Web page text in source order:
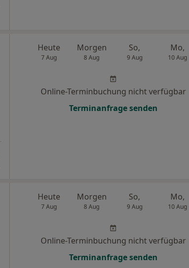
Heute
7 Aug
Morgen
8 Aug
So,
9 Aug
Mo,
10 Aug
Online-Terminbuchung nicht verfügbar
Terminanfrage senden
Heute
7 Aug
Morgen
8 Aug
So,
9 Aug
Mo,
10 Aug
Online-Terminbuchung nicht verfügbar
Terminanfrage senden